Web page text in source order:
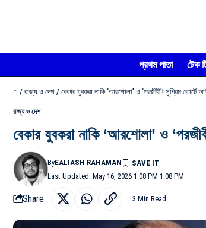
প্রথম পাতা টেক
⌂ / রাজ্য ও দেশ / বেকার যুবকরা নাকি ‘আরশোলা’ ও ‘পরজীবী’! সুপ্রিম কোর্টে
রাজ্য ও দেশ
বেকার যুবকরা নাকি ‘আরশোলা’ ও
Last Updated: May 16, 2026 1:08 PM 1:08 PM
ByEALIASH RAHAMAN
Share 3 Min Read